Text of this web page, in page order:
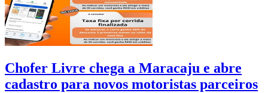
Chofer Livre chega a Maracaju e abre
cadastro para novos motoristas parceiros